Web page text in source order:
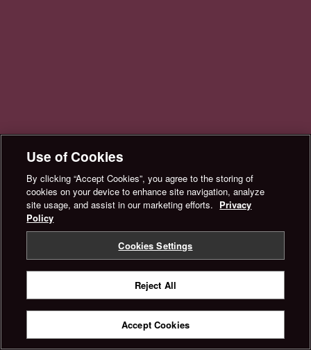
Use of Cookies
By clicking “Accept Cookies”, you agree to the storing of
cookies on your device to enhance site navigation, analyze
site usage, and assist in our marketing efforts. Privacy
Policy
Cookies Settings
Reject All
Accept Cookies